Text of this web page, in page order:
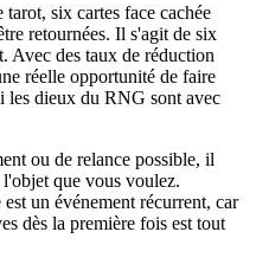
six cartes face cachée
retournées. Il s'agit de six
Avec des taux de réduction
réelle opportunité de faire
les dieux du RNG sont avec
ou de relance possible, il
que vous voulez.
un événement récurrent, car
dès la première fois est tout